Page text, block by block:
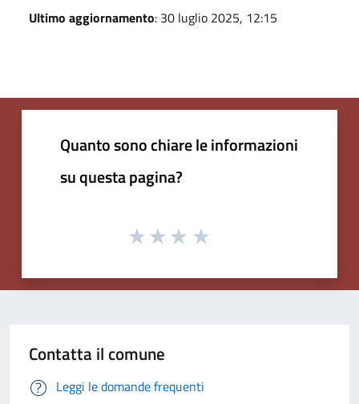
Ultimo aggiornamento: 30 luglio 2025, 12:15
Quanto sono chiare le informazioni
su questa pagina?
Contatta il comune
Leggi le domande frequenti